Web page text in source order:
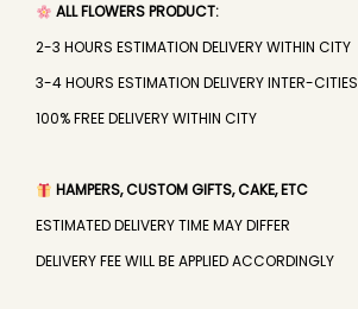
ALL FLOWERS PRODUCT:
2-3 HOURS ESTIMATION DELIVERY WITHIN CITY
3-4 HOURS ESTIMATION DELIVERY INTER-CITIES
100% FREE DELIVERY WITHIN CITY
HAMPERS, CUSTOM GIFTS, CAKE, ETC
ESTIMATED DELIVERY TIME MAY DIFFER
DELIVERY FEE WILL BE APPLIED ACCORDINGLY